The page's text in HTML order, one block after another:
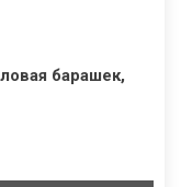
барашек,